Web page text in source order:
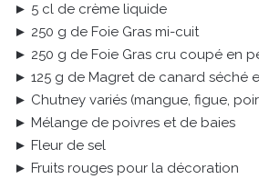
► 5 cl de crème liquide
► 250 g de Foie Gras mi-cuit
► 250 g de Foie Gras cru coupé en
► 125 g de Magret de canard séché
► Chutney variés (mangue, figue,
► Mélange de poivres et de baies
► Fleur de sel
► Fruits rouges pour la décoration